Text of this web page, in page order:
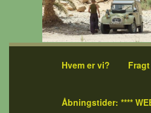
Hvem er vi?
Åbningstider: ****